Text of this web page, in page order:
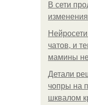
В сети
чатов, и
мамины
Детали
чопры на
шквалом